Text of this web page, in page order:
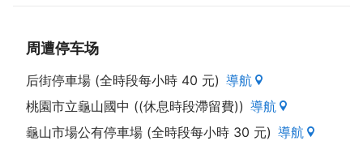
周遭停车场
后街停車場 (全時段每小時 40 元) 導航
桃園市立龜山國中 ((休息時段滯留費)) 導航
龜山市場公有停車場 (全時段每小時 30 元) 導航